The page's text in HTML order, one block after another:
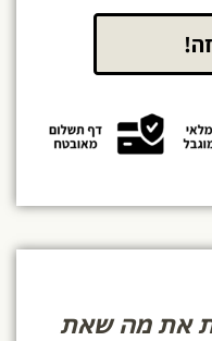
את מה שאת